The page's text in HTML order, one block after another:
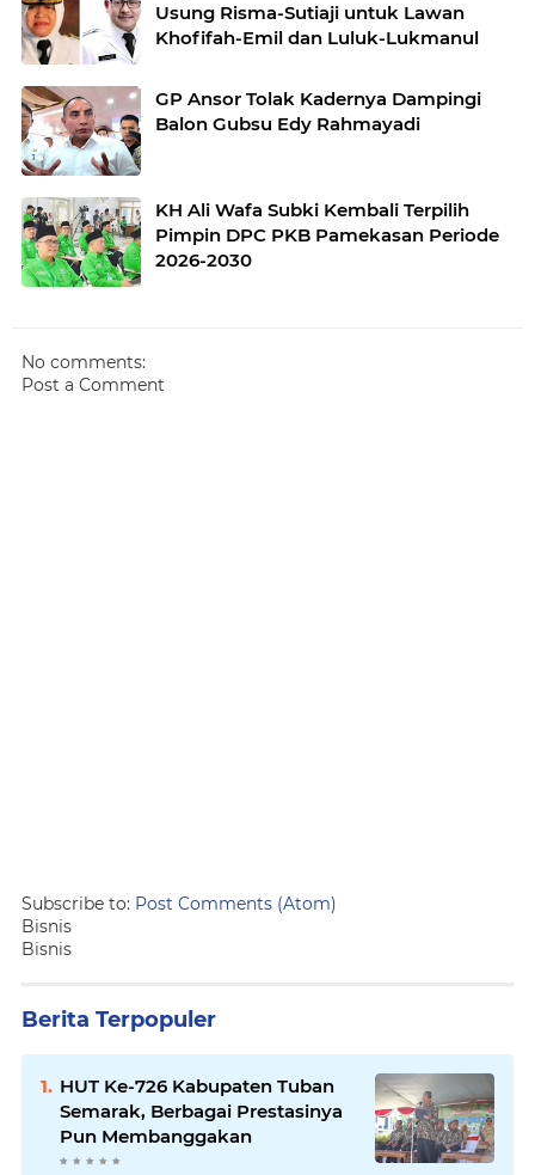
Usung Risma-Sutiaji untuk Lawan
Khofifah-Emil dan Luluk-Lukmanul
GP Ansor Tolak Kadernya Dampingi
Balon Gubsu Edy Rahmayadi
KH Ali Wafa Subki Kembali Terpilih
Pimpin DPC PKB Pamekasan Periode
2026-2030
No comments:
Post a Comment
Subscribe to: Post Comments (Atom)
Bisnis
Bisnis
Berita Terpopuler
HUT Ke-726 Kabupaten Tuban
Semarak, Berbagai Prestasinya
Pun Membanggakan